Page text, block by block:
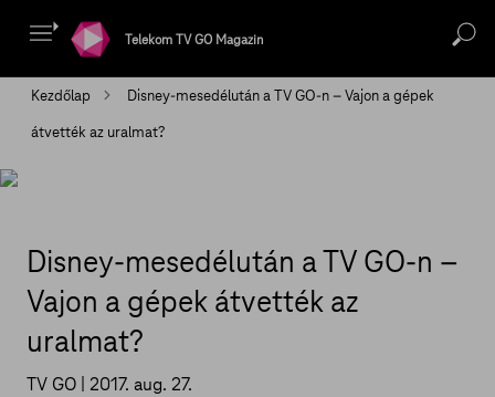
Telekom TV GO Magazin
Kezdőlap
Disney-mesedélután a TV GO-n – Vajon a gépek
átvették az uralmat?
Disney-mesedélután a TV GO-n –
Vajon a gépek átvették az
uralmat?
TV GO | 2017. aug. 27.